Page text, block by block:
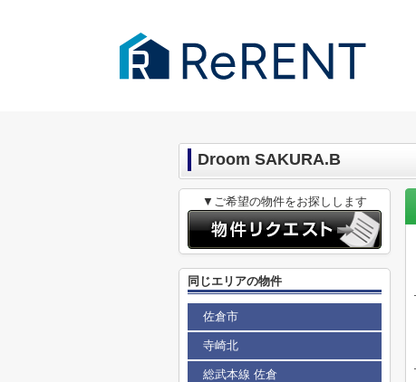
Droom SAKURA.B
▼ご希望の物件をお探しします
同じエリアの物件
佐倉市
寺崎北
総武本線 佐倉